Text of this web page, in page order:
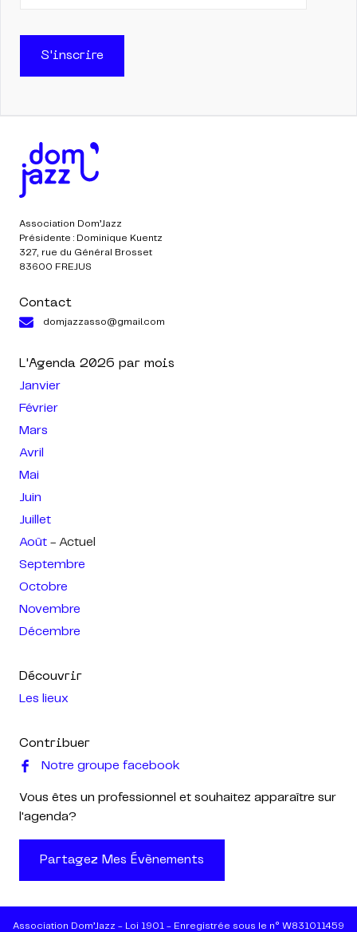
S'inscrire
Association Dom’Jazz
Présidente : Dominique Kuentz
327, rue du Général Brosset
83600 FREJUS
Contact
domjazzasso@gmail.com
L'Agenda 2026 par mois
Janvier
Février
Mars
Avril
Mai
Juin
Juillet
Août - Actuel
Septembre
Octobre
Novembre
Décembre
Découvrir
Les lieux
Contribuer
Notre groupe facebook
Vous êtes un professionnel et souhaitez apparaître sur
l'agenda?
Partagez Mes Évènements
Association Dom’Jazz - Loi 1901 - Enregistrée sous le n° W831011459